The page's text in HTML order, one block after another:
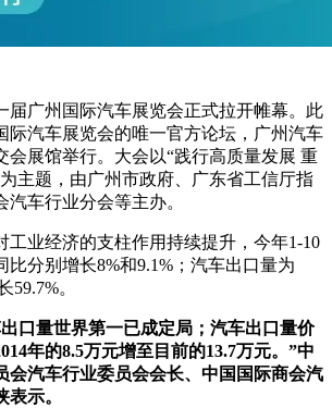
届广州国际汽车展览会正式拉开帷幕。此
际汽车展览会的唯一官方论坛，广州汽车
会展馆举行。大会以“践行高质量发展 重
主题，由广州市政府、广东省工信厅指
车行业分会等主办。
工业经济的支柱作用持续提升，今年1-10
比分别增长8%和9.1%；汽车出口量为
59.7%。
口量世界第一已成定局；汽车出口量价
年的8.5万元增至目前的13.7万元。”中
会汽车行业委员会会长、中国国际商会汽
示。